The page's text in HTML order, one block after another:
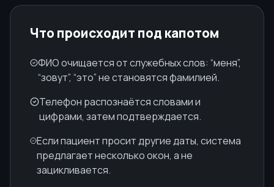
Что происходит под капотом
ФИО очищается от служебных слов: “меня”,
“зовут”, “это” не становятся фамилией.
Телефон распознаётся словами и
цифрами, затем подтверждается.
Если пациент просит другие даты, система
предлагает несколько окон, а не
зацикливается.